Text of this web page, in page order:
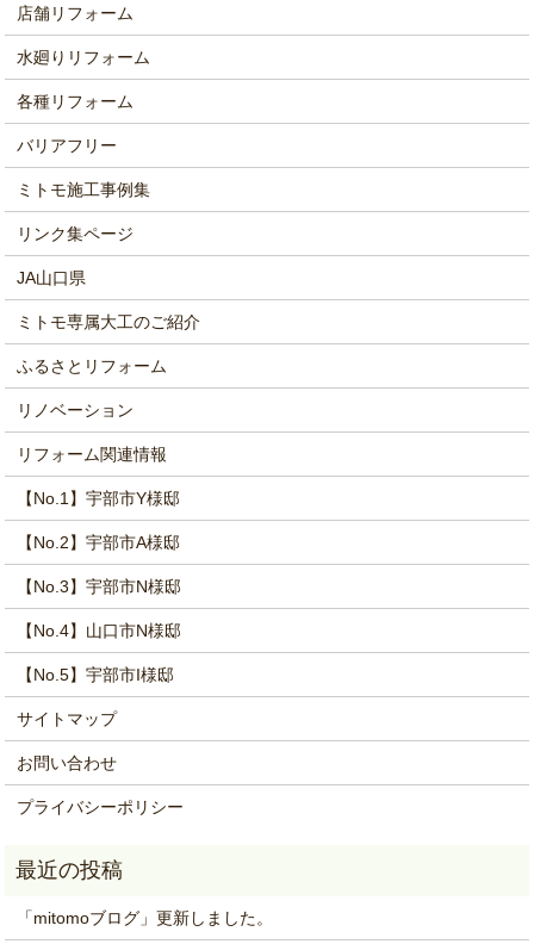
店舗リフォーム
水廻りリフォーム
各種リフォーム
バリアフリー
ミトモ施工事例集
リンク集ページ
JA山口県
ミトモ専属大工のご紹介
ふるさとリフォーム
リノベーション
リフォーム関連情報
【No.1】宇部市Y様邸
【No.2】宇部市A様邸
【No.3】宇部市N様邸
【No.4】山口市N様邸
【No.5】宇部市I様邸
サイトマップ
お問い合わせ
プライバシーポリシー
「mitomoブログ」更新しました。